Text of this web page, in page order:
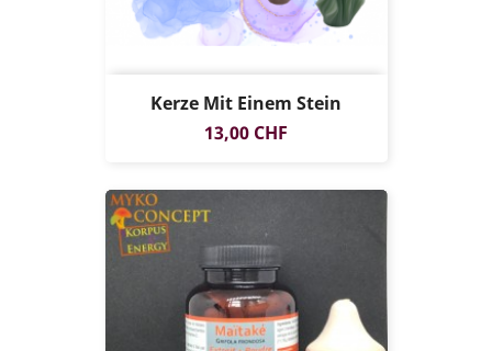
Kerze Mit Einem Stein
Preis
13,00 CHF